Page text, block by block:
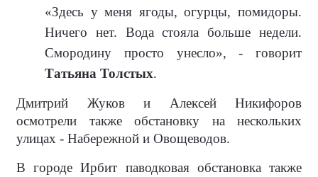
«Здесь у меня ягоды, огурцы, помидоры.
Ничего нет. Вода стояла больше недели.
Смородину просто унесло», - говорит
Татьяна Толстых.
Дмитрий Жуков и Алексей Никифоров
осмотрели также обстановку на нескольких
улицах - Набережной и Овощеводов.
В городе Ирбит паводковая обстановка также